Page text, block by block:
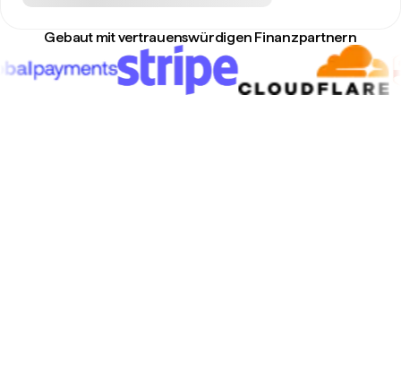
Gebaut mit vertrauenswürdigen Finanzpartnern